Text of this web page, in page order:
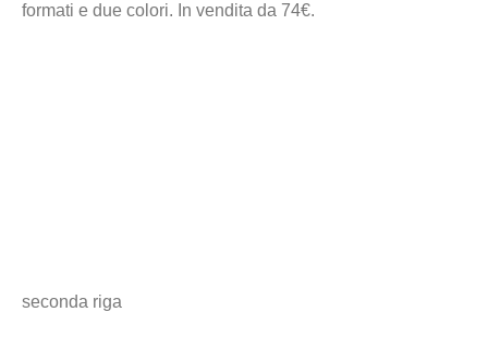
formati e due colori. In vendita da 74€.
seconda riga